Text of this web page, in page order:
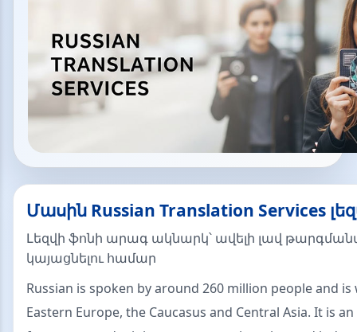
Մասին Russian Translation Services
Լեզվի ֆոնի արագ ակնարկ՝ ավելի լավ
կայացնելու համար
Russian is spoken by around 260 million people and is
Eastern Europe, the Caucasus and Central Asia. It is